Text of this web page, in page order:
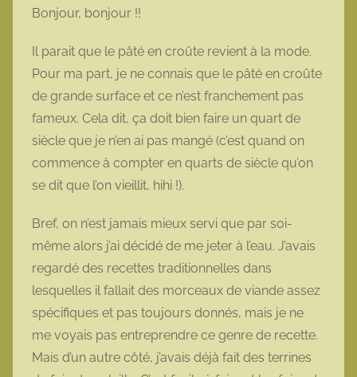
o
t
t
e
Bonjour, bonjour !!
Il parait que le pâté en croûte revient à la mode.
Pour ma part, je ne connais que le pâté en croûte
de grande surface et ce n’est franchement pas
fameux. Cela dit, ça doit bien faire un quart de
siècle que je n’en ai pas mangé (c’est quand on
commence à compter en quarts de siècle qu’on
se dit que l’on vieillit, hihi !).
Bref, on n’est jamais mieux servi que par soi-
même alors j’ai décidé de me jeter à l’eau. J’avais
regardé des recettes traditionnelles dans
lesquelles il fallait des morceaux de viande assez
spécifiques et pas toujours donnés, mais je ne
me voyais pas entreprendre ce genre de recette.
Mais d’un autre côté, j’avais déjà fait des terrines